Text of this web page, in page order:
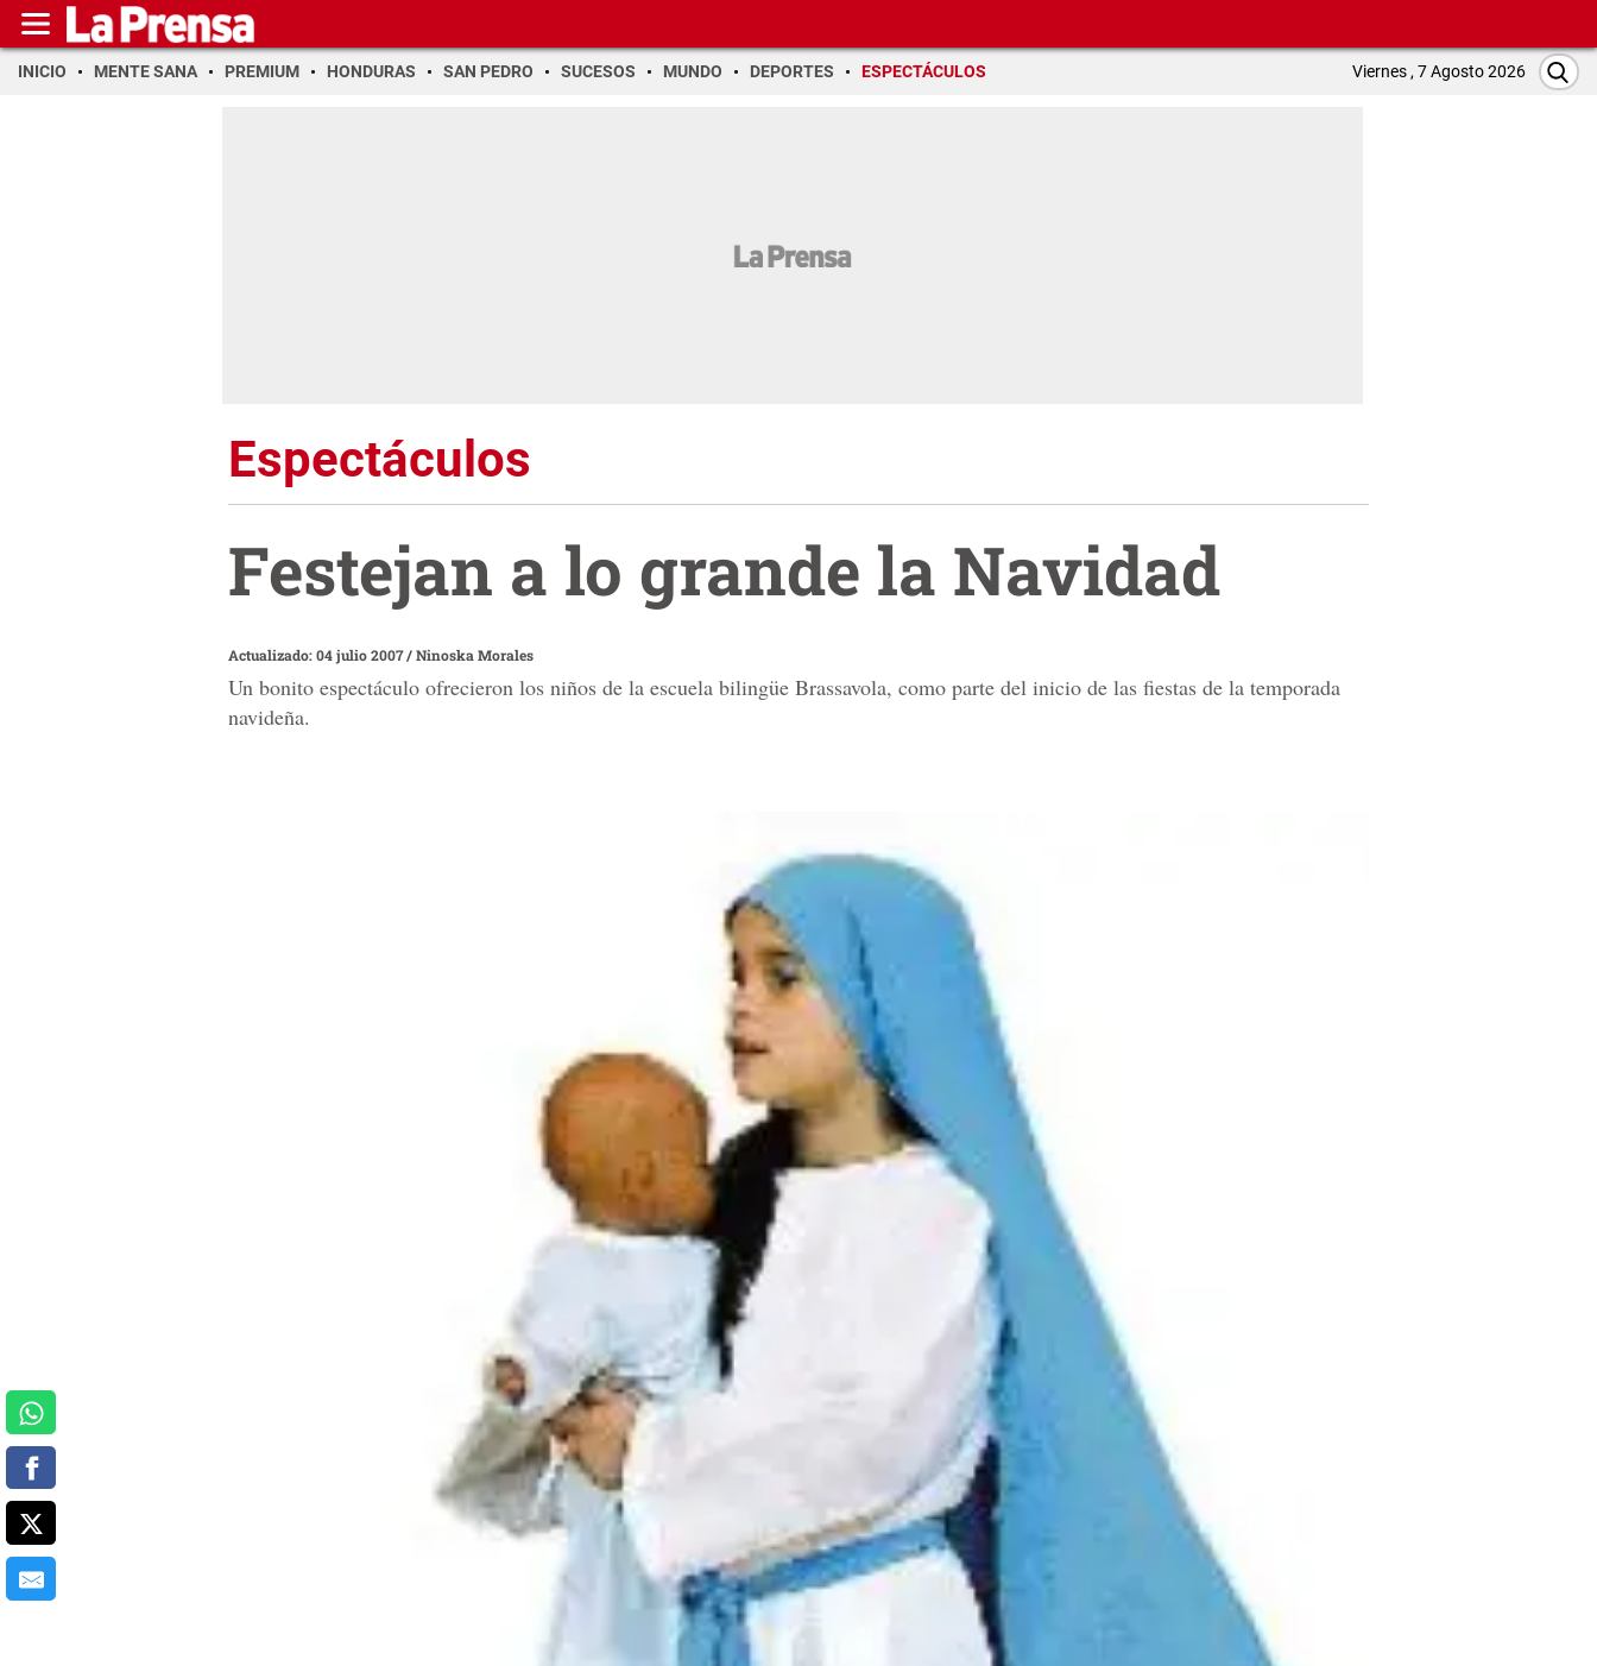
INICIO MENTE SANA PREMIUM HONDURAS SAN PEDRO SUCESOS MUNDO DEPORTES ESPECTÁCULOS Viernes , 7 Agosto 2026
Espectáculos
Festejan a lo grande la Navidad
Actualizado: 04 julio 2007/Ninoska Morales
Un bonito espectáculo ofrecieron los niños de la escuela bilingüe Brassavola, como parte del inicio de las fiestas de la temporada
navideña.